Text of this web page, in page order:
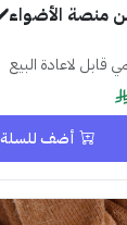
قابل لاعادة البيع
أضف للسلة